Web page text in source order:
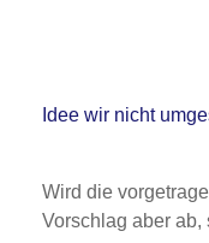
Idee wir nicht
Wird die
Vorschlag aber